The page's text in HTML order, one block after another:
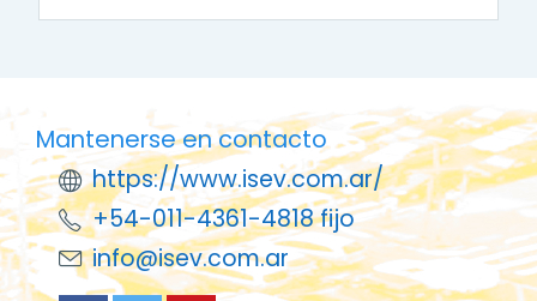
Mantenerse en contacto
https://www.isev.com.ar/
+54-011-4361-4818 fijo
info@isev.com.ar